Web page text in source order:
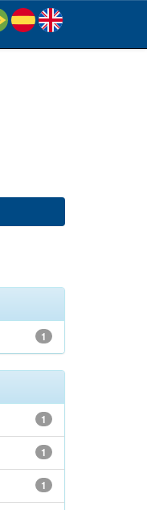
1
1
1
1